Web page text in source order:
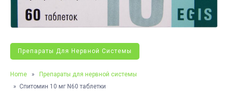
Препараты Для Нервной Системы
Home »
Препараты для нервной системы
» Спитомин 10 мг N60 таблетки